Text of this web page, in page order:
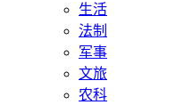
生活
法制
军事
文旅
农科